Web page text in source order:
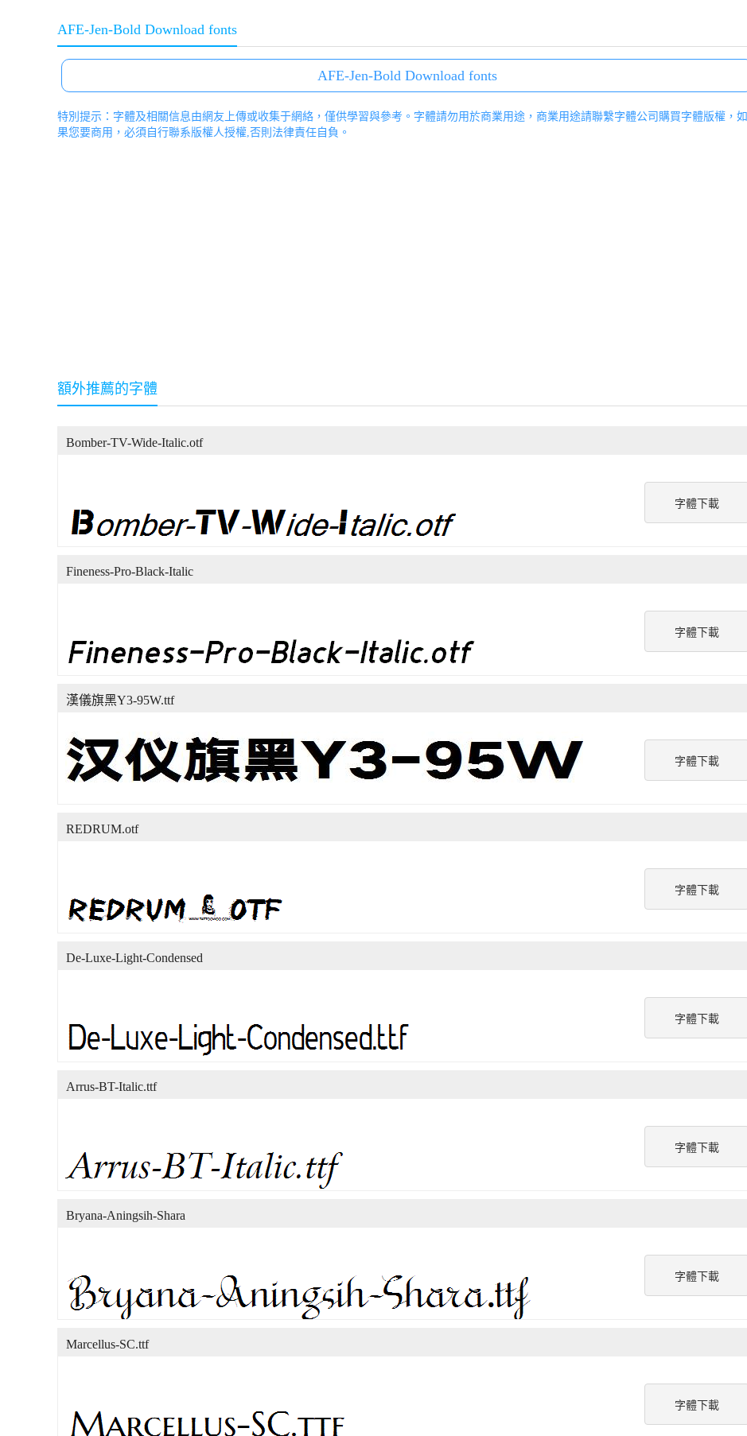
AFE-Jen-Bold Download fonts
AFE-Jen-Bold Download fonts
特別提示：字體及相關信息由網友上傳或收集于網絡，僅供學習與參考。字體請勿用於商業用途，商業用途請聯繫字體公司購買字體版權，如
果您要商用，必須自行聯系版權人授權,否則法律責任自負。
額外推薦的字體
字體下載
Bomber-TV-Wide-Italic.otf
字體下載
Fineness-Pro-Black-Italic
字體下載
漢儀旗黑Y3-95W.ttf
字體下載
REDRUM.otf
字體下載
De-Luxe-Light-Condensed
字體下載
Arrus-BT-Italic.ttf
字體下載
Bryana-Aningsih-Shara
字體下載
Marcellus-SC.ttf